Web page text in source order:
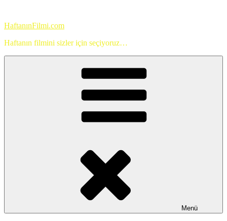
HaftanınFilmi.com
Haftanın filmini sizler için seçiyoruz…
Menü